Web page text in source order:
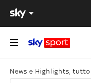
News e Highlights,